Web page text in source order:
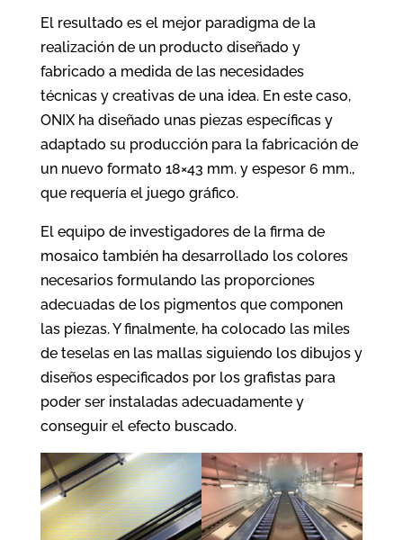
El resultado es el mejor paradigma de la
realización de un producto diseñado y
fabricado a medida de las necesidades
técnicas y creativas de una idea. En este caso,
ONIX ha diseñado unas piezas específicas y
adaptado su producción para la fabricación de
un nuevo formato 18×43 mm. y espesor 6 mm.,
que requería el juego gráfico.
El equipo de investigadores de la firma de
mosaico también ha desarrollado los colores
necesarios formulando las proporciones
adecuadas de los pigmentos que componen
las piezas. Y finalmente, ha colocado las miles
de teselas en las mallas siguiendo los dibujos y
diseños especificados por los grafistas para
poder ser instaladas adecuadamente y
conseguir el efecto buscado.